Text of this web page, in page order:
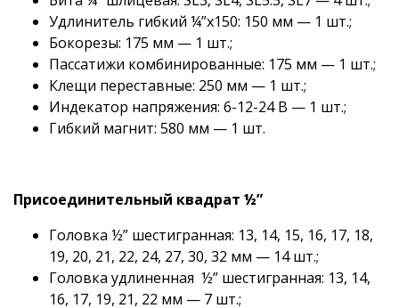
Удлинитель гибкий ¼”x150: 150 мм — 1 шт.;
Бокорезы: 175 мм — 1 шт.;
Пассатижи комбинированные: 175 мм — 1 шт.;
Клещи переставные: 250 мм — 1 шт.;
Индекатор напряжения: 6-12-24 В — 1 шт.;
Гибкий магнит: 580 мм — 1 шт.
Присоединительный квадрат ½”
Головка ½” шестигранная: 13, 14, 15, 16, 17, 18,
19, 20, 21, 22, 24, 27, 30, 32 мм — 14 шт.;
Головка удлиненная ½” шестигранная: 13, 14,
16, 17, 19, 21, 22 мм — 7 шт.;